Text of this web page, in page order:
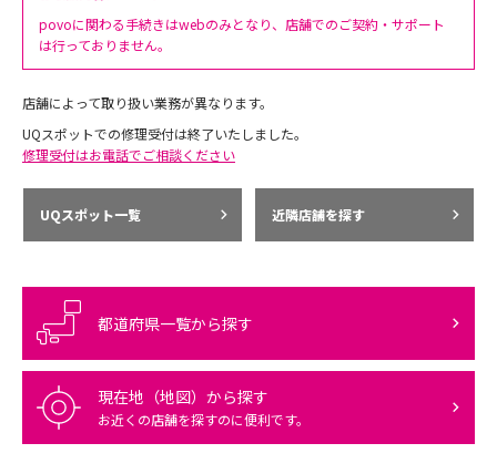
povoに関わる手続きはwebのみとなり、店舗でのご契約・サポート
は行っておりません。
店舗によって取り扱い業務が異なります。
UQスポットでの修理受付は終了いたしました。
修理受付はお電話でご相談ください
UQスポット一覧 近隣店舗を探す
都道府県一覧から探す
現在地（地図）から探す
お近くの店舗を探すのに便利です。